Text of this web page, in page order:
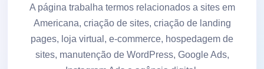
A página trabalha termos relacionados a sites em
Americana, criação de sites, criação de landing
pages, loja virtual, e-commerce, hospedagem de
sites, manutenção de WordPress, Google Ads,